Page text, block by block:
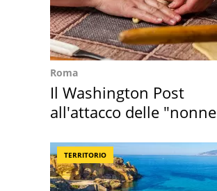
Roma
Il Washington Post
all'attacco delle "nonne
TERRITORIO